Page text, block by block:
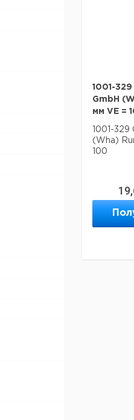
1001-
GmbH
мм VE =
1001-
(Wha)
100